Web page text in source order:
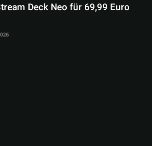
Deck Neo für 69,99 Euro